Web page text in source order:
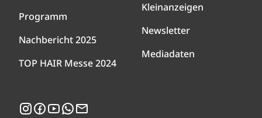
Programm
Nachbericht 2025
TOP HAIR Messe 2024
Kleinanzeigen
Newsletter
Mediadaten
Instagram
Facebook
YouTubeWhatsApp